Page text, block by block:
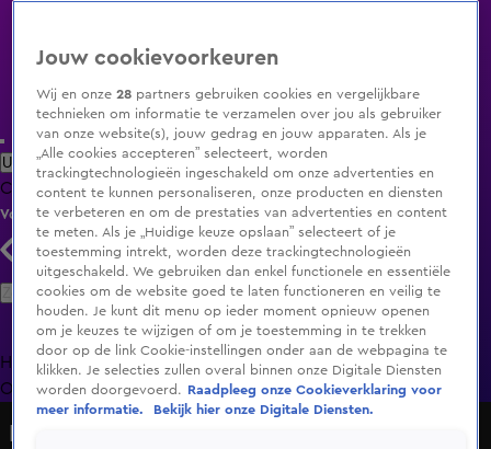
Uitzending Gemist Populaire programma's Zenders Genres
ClipsFilmsRadioSmart TV inlogShop
Volg KIJK
Zoeken
HomeUitzending Gemist Programma's De Bondgenoten
OranjezomerLivestreamsShop
Jouw cookievoorkeuren
Wij en onze28 partners gebruiken cookies en vergelijkbare
technieken om informatie te verzamelen over jou als gebruiker
van onze website(s), jouw gedrag en jouw apparaten. Als je
„Alle cookies accepteren” selecteert, worden
trackingtechnologieën ingeschakeld om onze advertenties en
content te kunnen personaliseren, onze producten en diensten
te verbeteren en om de prestaties van advertenties en content
te meten. Als je „Huidige keuze opslaan” selecteert of je
toestemming intrekt, worden deze trackingtechnologieën
uitgeschakeld. We gebruiken dan enkel functionele en essentiële
cookies om de website goed te laten functioneren en veilig te
houden. Je kunt dit menu op ieder moment opnieuw openen
om je keuzes te wijzigen of om je toestemming in te trekken
door op de link Cookie-instellingen onder aan de webpagina te
klikken. Je selecties zullen overal binnen onze Digitale Diensten
worden doorgevoerd.
Raadpleeg onze Cookieverklaring voor
meer informatie.
Bekijk hier onze Digitale Diensten.